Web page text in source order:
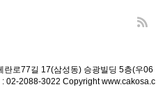
란로77길 17(삼성동) 승광빌딩 5층(우06
: 02-2088-3022 Copyright www.cakosa.c